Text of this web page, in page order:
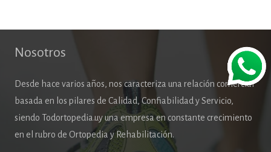
Nosotros
Desde hace varios años, nos caracteriza una relación comercial
basada en los pilares de Calidad, Confiabilidad y Servicio,
siendo Todortopedia.uy una empresa en constante crecimiento
en el rubro de Ortopedia y Rehabilitación.